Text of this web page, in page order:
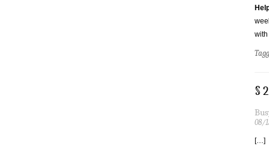
with
§
08/
[…]